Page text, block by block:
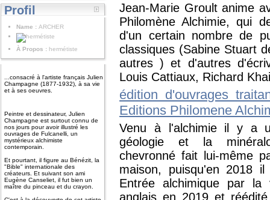
Profil
Name : ARCHER
À Propos : hermétiste
...consacré à l'artiste français Julien
Champagne (1877-1932), à sa vie
et à ses oeuvres.
Peintre et dessinateur, Julien
Champagne est surtout connu de
nos jours pour avoir illustré les
ouvrages de Fulcanelli, un
mystérieux alchimiste
contemporain.
Et pourtant, il figure au Bénézit, la
"Bible" internationale des
créateurs. Et suivant son ami
Eugène Canseliet, il fut bien un
maître du pinceau et du crayon.
Jean-Marie Groult anime
Philomène Alchimie, qui
d'un certain nombre de
classiques (Sabine Stuart
autres ) et d'autres
Louis Cattiaux, Richard
édition d'ouvrages
Editions Philomene
Venu à l'alchimie il y a
géologie et la
chevronné fait lui-même
maison, puisqu'en 2018
Entrée alchimique par
anglais en 2019 et